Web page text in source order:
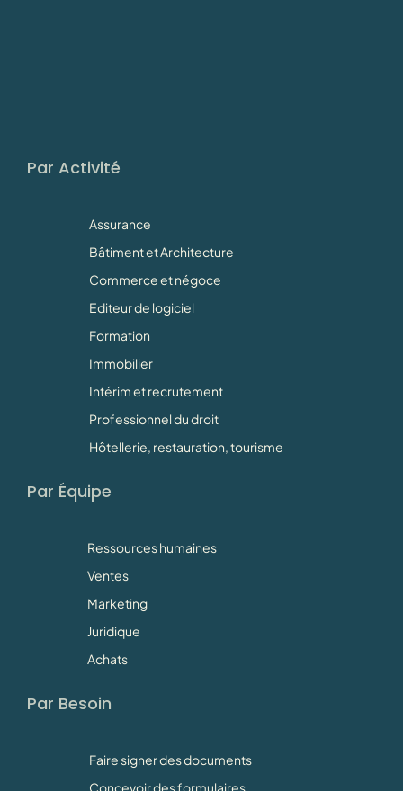
Par Activité
Assurance
Bâtiment et Architecture
Commerce et négoce
Editeur de logiciel
Formation
Immobilier
Intérim et recrutement
Professionnel du droit
Hôtellerie, restauration, tourisme
Par Équipe
Ressources humaines
Ventes
Marketing
Juridique
Achats
Par Besoin
Faire signer des documents
Concevoir des formulaires